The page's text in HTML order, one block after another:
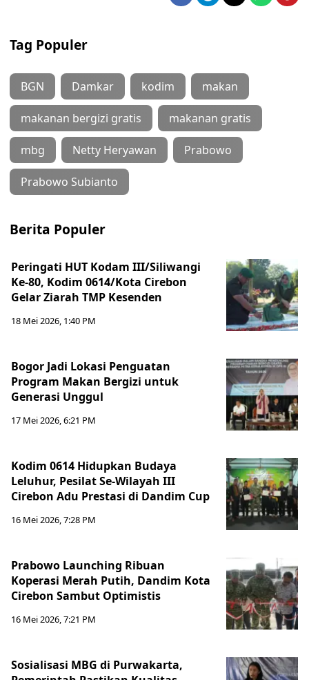
Tag Populer
BGN Damkar kodim makan
makanan bergizi gratis makanan gratis
mbg Netty Heryawan Prabowo
Prabowo Subianto
Berita Populer
Peringati HUT Kodam III/Siliwangi
Ke-80, Kodim 0614/Kota Cirebon
Gelar Ziarah TMP Kesenden
18 Mei 2026, 1:40 PM
Bogor Jadi Lokasi Penguatan
Program Makan Bergizi untuk
Generasi Unggul
17 Mei 2026, 6:21 PM
Kodim 0614 Hidupkan Budaya
Leluhur, Pesilat Se-Wilayah III
Cirebon Adu Prestasi di Dandim Cup
16 Mei 2026, 7:28 PM
Prabowo Launching Ribuan
Koperasi Merah Putih, Dandim Kota
Cirebon Sambut Optimistis
16 Mei 2026, 7:21 PM
Sosialisasi MBG di Purwakarta,